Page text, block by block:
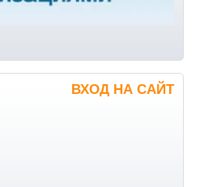
ВХОД НА САЙТ